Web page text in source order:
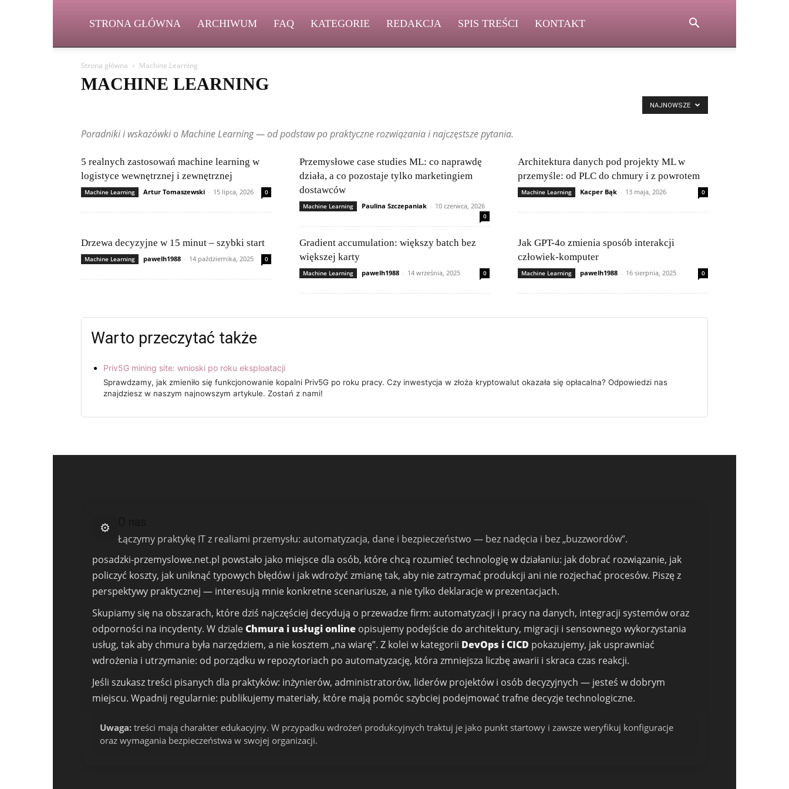
STRONA GŁÓWNA ARCHIWUM FAQ KATEGORIE REDAKCJA SPIS TREŚCI KONTAKT
Strona główna Machine Learning
MACHINE LEARNING
IoT – Internet Rzeczy
Języki programowania Kariera w IT Legalność i licencjonowanie oprogramowania
Machine Learning
Składanie komputerów
Startupy i innowacje Szyfrowanie i VPN Testy i recenzje sprzętu
Wydajność i optymalizacja systemów
Zagrożenia w sieci
Poradniki i wskazówki o Machine Learning — od podstaw po praktyczne rozwiązania i najczęstsze pytania.
NAJNOWSZE
5 realnych zastosowań machine learning w
logistyce wewnętrznej i zewnętrznej
Machine Learning Artur Tomaszewski - 15 lipca, 2026 0
Przemysłowe case studies ML: co naprawdę
działa, a co pozostaje tylko marketingiem
dostawców
Machine Learning Paulina Szczepaniak - 10 czerwca, 2026
0
Architektura danych pod projekty ML w
przemyśle: od PLC do chmury i z powrotem
Machine Learning Kacper Bąk - 13 maja, 2026 0
Drzewa decyzyjne w 15 minut – szybki start
Machine Learning pawelh1988 - 14 października, 2025 0
Gradient accumulation: większy batch bez
większej karty
Machine Learning pawelh1988 - 14 września, 2025 0
Jak GPT-4o zmienia sposób interakcji
człowiek-komputer
Machine Learning pawelh1988 - 16 sierpnia, 2025 0
Warto przeczytać także
Priv5G mining site: wnioski po roku eksploatacji
Sprawdzamy, jak zmieniło się funkcjonowanie kopalni Priv5G po roku pracy. Czy inwestycja w złoża kryptowalut okazała się opłacalna? Odpowiedzi nas
znajdziesz w naszym najnowszym artykule. Zostań z nami!
⚙️
Łączymy praktykę IT z realiami przemysłu: automatyzacja, dane i bezpieczeństwo — bez nadęcia i bez „buzzwordów”.
posadzki-przemyslowe.net.pl powstało jako miejsce dla osób, które chcą rozumieć technologię w działaniu: jak dobrać rozwiązanie, jak
policzyć koszty, jak uniknąć typowych błędów i jak wdrożyć zmianę tak, aby nie zatrzymać produkcji ani nie rozjechać procesów. Piszę z
perspektywy praktycznej — interesują mnie konkretne scenariusze, a nie tylko deklaracje w prezentacjach.
Skupiamy się na obszarach, które dziś najczęściej decydują o przewadze firm: automatyzacji i pracy na danych, integracji systemów oraz
odporności na incydenty. W dzialeChmura i usługi online opisujemy podejście do architektury, migracji i sensownego wykorzystania
usług, tak aby chmura była narzędziem, a nie kosztem „na wiarę”. Z kolei w kategorii DevOps i CICD pokazujemy, jak usprawniać
wdrożenia i utrzymanie: od porządku w repozytoriach po automatyzację, która zmniejsza liczbę awarii i skraca czas reakcji.
Jeśli szukasz treści pisanych dla praktyków: inżynierów, administratorów, liderów projektów i osób decyzyjnych — jesteś w dobrym
miejscu. Wpadnij regularnie: publikujemy materiały, które mają pomóc szybciej podejmować trafne decyzje technologiczne.
Uwaga: treści mają charakter edukacyjny. W przypadku wdrożeń produkcyjnych traktuj je jako punkt startowy i zawsze weryfikuj konfiguracje
oraz wymagania bezpieczeństwa w swojej organizacji.